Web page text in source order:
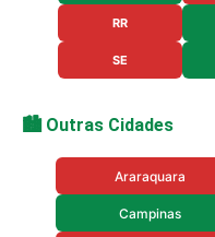
RR
SE
🏙️ Outras Cidades
Araraquara
Campinas